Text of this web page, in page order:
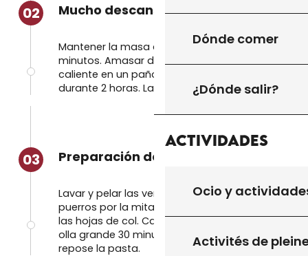
Dónde comer
¿Dónde salir?
Actividades
Ocio y
Activités de
02 Mucho descanso.
Mantener la masa caliente durante 30
minutos. Amasar de nuevo y mantener
caliente en un paño de cocina anudado
durante 2 horas. La masa debería subir.
03 Preparación de la sopa
Lavar y pelar las verduras, cortar los
puerros por la mitad a lo largo y separar
las hojas de col. Calentar el agua en una
olla grande 30 minutos antes de que
repose la pasta.